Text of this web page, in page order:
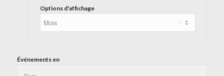
Options d'affichage
Événements en